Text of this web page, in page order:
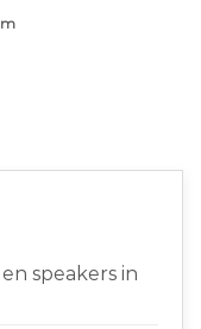
speakers in